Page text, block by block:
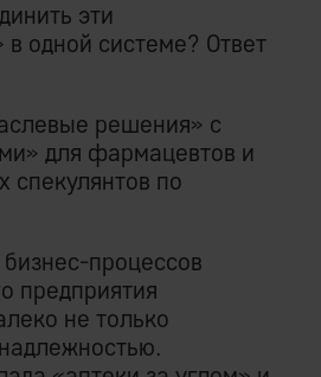
эти
в одной системе? Ответ
решения» с
для фармацевтов и
спекулянтов по
процессов
предприятия
не только